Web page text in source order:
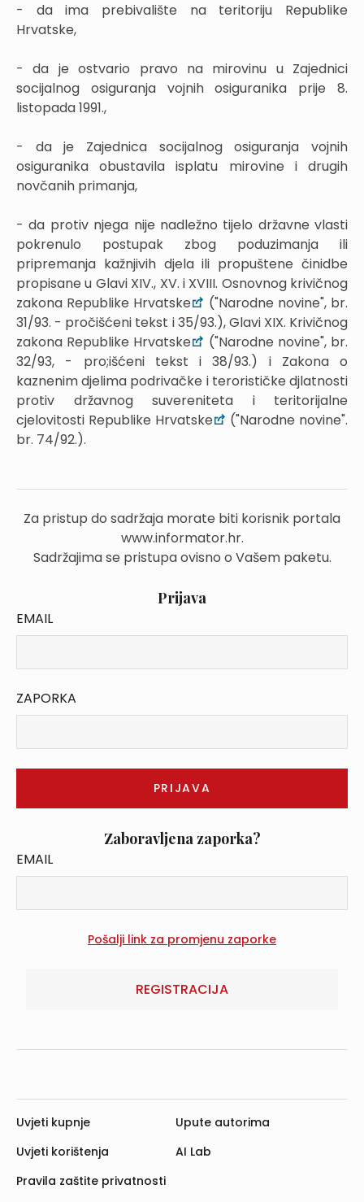
- da ima prebivalište na teritoriju Republike
Hrvatske,
- da je ostvario pravo na mirovinu u Zajednici
socijalnog osiguranja vojnih osiguranika prije 8.
listopada 1991.,
- da je Zajednica socijalnog osiguranja vojnih
osiguranika obustavila isplatu mirovine i drugih
novčanih primanja,
- da protiv njega nije nadležno tijelo državne vlasti
pokrenulo postupak zbog poduzimanja ili
pripremanja kažnjivih djela ili propuštene činidbe
propisane u Glavi XIV., XV. i XVIII. Osnovnog krivičnog
zakona Republike Hrvatske
("Narodne novine", br.
31/93. - pročišćeni tekst i 35/93.), Glavi XIX. Krivičnog
zakona Republike Hrvatske
("Narodne novine", br.
32/93, - pro;išćeni tekst i 38/93.) i Zakona o
kaznenim djelima podrivačke i terorističke djlatnosti
protiv državnog suvereniteta i teritorijalne
cjelovitosti Republike Hrvatske
("Narodne novine".
br. 74/92.).
Za pristup do sadržaja morate biti korisnik portala
www.informator.hr.
Sadržajima se pristupa ovisno o Vašem paketu.
Prijava
EMAIL
ZAPORKA
Zaboravljena zaporka?
EMAIL
REGISTRACIJA
Uvjeti kupnje
Uvjeti korištenja
Pravila zaštite privatnosti
Upute autorima
AI Lab